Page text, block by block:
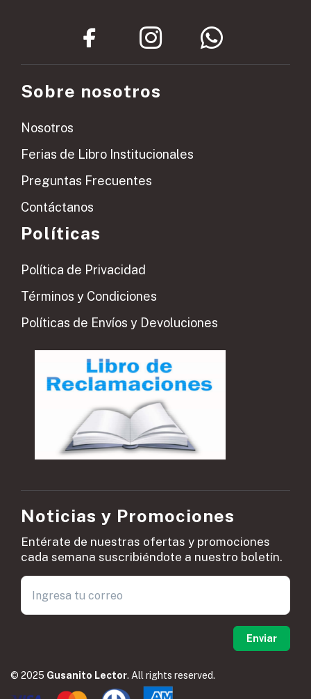
Sobre nosotros
Nosotros
Ferias de Libro Institucionales
Preguntas Frecuentes
Contáctanos
Políticas
Política de Privacidad
Términos y Condiciones
Políticas de Envíos y Devoluciones
Noticias y Promociones
Entérate de nuestras ofertas y promociones
cada semana suscribiéndote a nuestro boletín.
© 2025 Gusanito Lector. All rights reserved.